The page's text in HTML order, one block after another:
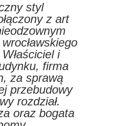
styl
z art
i
firma
za sprawą
przebudowy
rozdział.
oraz bogata